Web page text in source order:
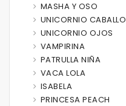
MASHA Y OSO
UNICORNIO CABALLO
UNICORNIO OJOS
VAMPIRINA
PATRULLA NIÑA
VACA LOLA
ISABELA
PRINCESA PEACH